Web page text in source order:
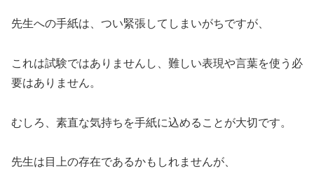
先生への手紙は、つい緊張してしまいがちですが、
これは試験ではありませんし、難しい表現や言葉を使う必
要はありません。
むしろ、素直な気持ちを手紙に込めることが大切です。
先生は目上の存在であるかもしれませんが、